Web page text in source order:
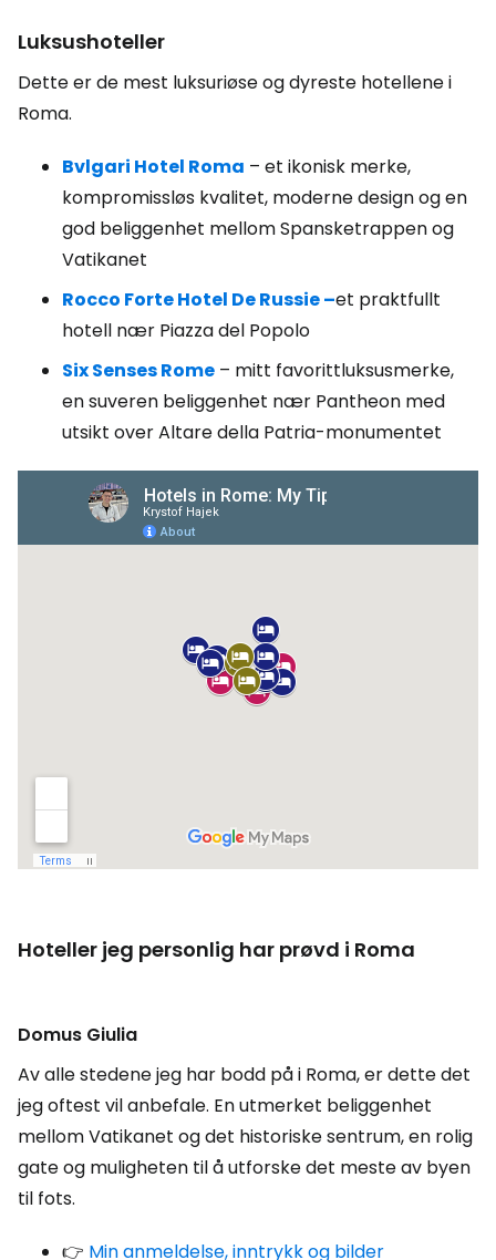
Luksushoteller
Dette er de mest luksuriøse og dyreste hotellene i
Roma.
Bvlgari Hotel Roma – et ikonisk merke,
kompromissløs kvalitet, moderne design og en
god beliggenhet mellom Spansketrappen og
Vatikanet
Rocco Forte Hotel De Russie –et praktfullt
hotell nær Piazza del Popolo
Six Senses Rome – mitt favorittluksusmerke,
en suveren beliggenhet nær Pantheon med
utsikt over Altare della Patria-monumentet
Hoteller jeg personlig har prøvd i Roma
Domus Giulia
Av alle stedene jeg har bodd på i Roma, er dette det
jeg oftest vil anbefale. En utmerket beliggenhet
mellom Vatikanet og det historiske sentrum, en rolig
gate og muligheten til å utforske det meste av byen
til fots.
👉 Min anmeldelse, inntrykk og bilder